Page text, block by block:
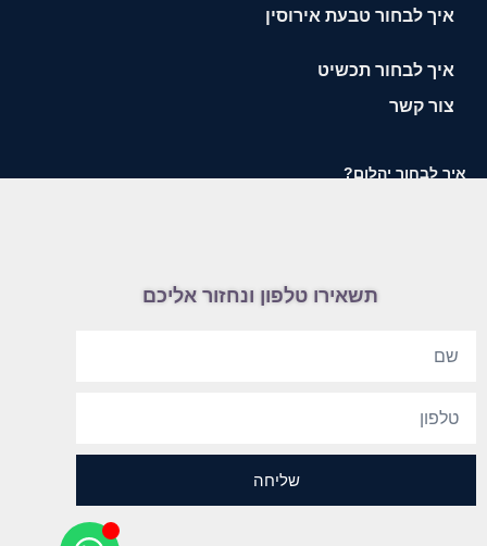
איך לבחור טבעת אירוסין
איך לבחור תכשיט
צור קשר
איך לבחור יהלום?
תשאירו טלפון ונחזור אליכם
שליחה